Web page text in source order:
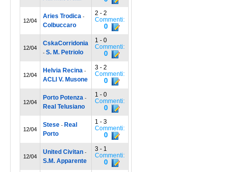
12/04
Aries Trodica-
Colbuccaro
2 - 2
Commenti:
0
12/04
CskaCorridonia
- S. M. Petriolo
1 - 0
Commenti:
0
12/04
Helvia Recina-
ACLI V. Musone
3 - 2
Commenti:
0
12/04
Porto Potenza-
Real Telusiano
1 - 0
Commenti:
0
12/04
Stese- Real
Porto
1 - 3
Commenti:
0
12/04
United Civitan-
S.M. Apparente
3 - 1
Commenti:
0